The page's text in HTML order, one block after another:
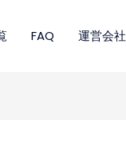
FAQ 運営会社